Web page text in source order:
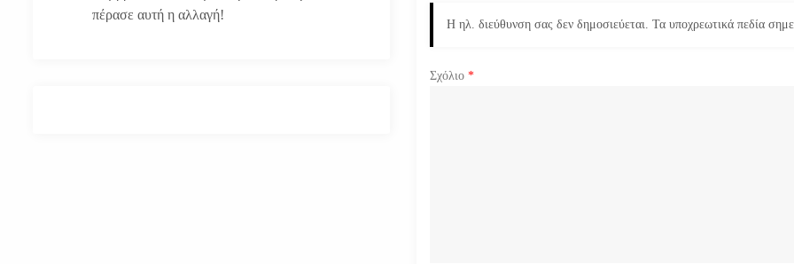
σ
η
Η ηλ. διεύθυνση σας δεν δημοσιεύεται. Τα υποχρεωτικά πεδία
Σχόλιο*
πέρασε αυτή η αλλαγή!